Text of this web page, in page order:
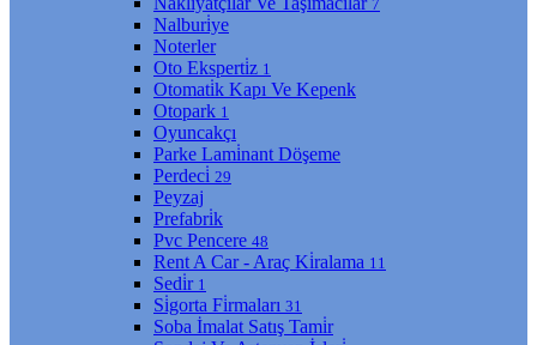
7
Nalburi̇ye
Noterler
Oto Eksperti̇z 1
Otomati̇k Kapı Ve Kepenk
Otopark 1
Oyuncakçı
Parke Lami̇nant Döşeme
Perdeci̇ 29
Peyzaj
Prefabri̇k
Pvc Pencere 48
Rent A Car - Araç Ki̇ralama 11
Sedi̇r 1
Si̇gorta Fi̇rmaları 31
Soba İmalat Satış Tami̇r